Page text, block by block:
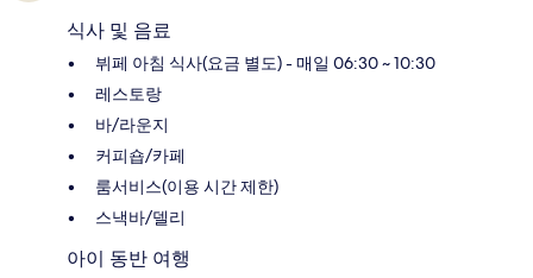
식사 및 음료
뷔페 아침 식사(요금 별도) - 매일 06:30 ~ 10:30
레스토랑
바/라운지
커피숍/카페
룸서비스(이용 시간 제한)
스낵바/델리
아이 동반 여행